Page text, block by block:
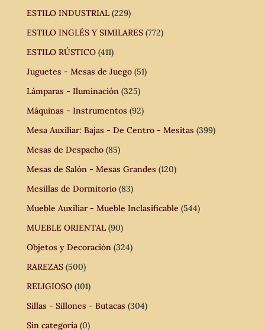
ESTILO INDUSTRIAL (229)
ESTILO INGLÉS Y SIMILARES (772)
ESTILO RÚSTICO (411)
Juguetes - Mesas de Juego (51)
Lámparas - Iluminación (325)
Máquinas - Instrumentos (92)
Mesa Auxiliar: Bajas - De Centro - Mesitas (399)
Mesas de Despacho (85)
Mesas de Salón - Mesas Grandes (120)
Mesillas de Dormitorio (83)
Mueble Auxiliar - Mueble Inclasificable (544)
MUEBLE ORIENTAL (90)
Objetos y Decoración (324)
RAREZAS (500)
RELIGIOSO (101)
Sillas - Sillones - Butacas (304)
Sin categoría (0)